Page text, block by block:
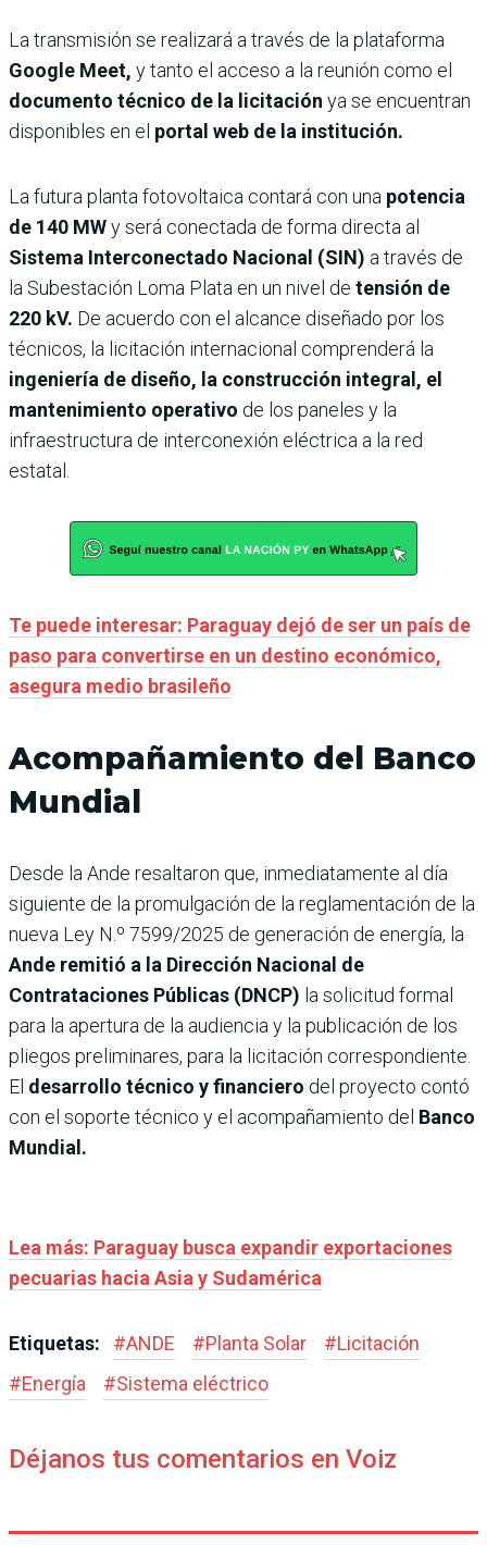
La transmisión se realizará a través de la plataforma
Google Meet, y tanto el acceso a la reunión como el
documento técnico de la licitación ya se encuentran
disponibles en el portal web de la institución.
La futura planta fotovoltaica contará con una potencia
de 140 MWy será conectada de forma directa al
Sistema Interconectado Nacional (SIN) a través de
la Subestación Loma Plata en un nivel de tensión de
220 kV. De acuerdo con el alcance diseñado por los
técnicos, la licitación internacional comprenderá la
ingeniería de diseño, la construcción integral, el
mantenimiento operativo de los paneles y la
infraestructura de interconexión eléctrica a la red
estatal.
Te puede interesar: Paraguay dejó de ser un país de
paso para convertirse en un destino económico,
asegura medio brasileño
Acompañamiento del Banco
Mundial
Desde la Ande resaltaron que, inmediatamente al día
siguiente de la promulgación de la reglamentación de la
nueva Ley N.º 7599/2025 de generación de energía, la
Ande remitió a la Dirección Nacional de
Contrataciones Públicas (DNCP) la solicitud formal
para la apertura de la audiencia y la publicación de los
pliegos preliminares, para la licitación correspondiente.
El desarrollo técnico y financiero del proyecto contó
con el soporte técnico y el acompañamiento del Banco
Mundial.
Lea más: Paraguay busca expandir exportaciones
pecuarias hacia Asia y Sudamérica
Etiquetas: #ANDE #Planta Solar #Licitación
#Energía #Sistema eléctrico
Déjanos tus comentarios en Voiz